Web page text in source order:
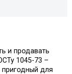
и продавать
1045-73 –
пригодный для